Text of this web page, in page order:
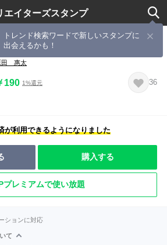
エイターズスタンプ
トレンド検索ワードで新しいスタンプに
出会えるかも！
AND FUNNY FACE. 2
田 惠太
190 1%還元 36
が利用できるようになりました
購入する
プレミアムで使い放題
ションに対応
て